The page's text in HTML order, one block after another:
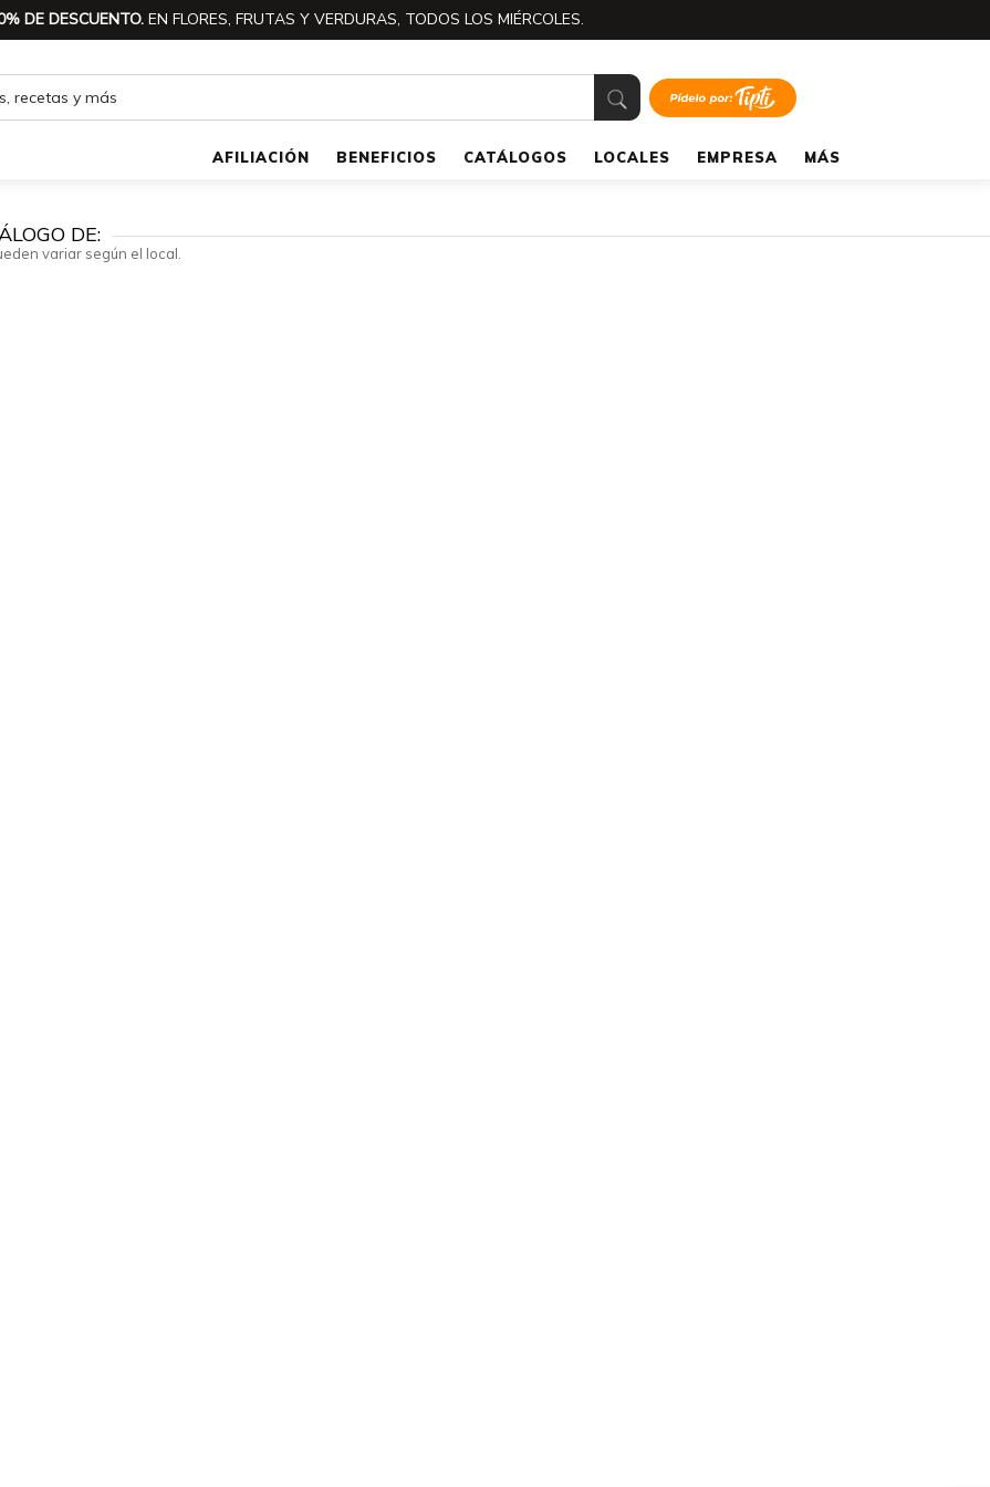
DE DESCUENTO. EN FLORES, FRUTAS Y VERDURAS, TODOS LOS MIÉRCOLES.
AFILIACIÓN BENEFICIOS CATÁLOGOS LOCALES EMPRESA MÁS
DE:
variar según el local.